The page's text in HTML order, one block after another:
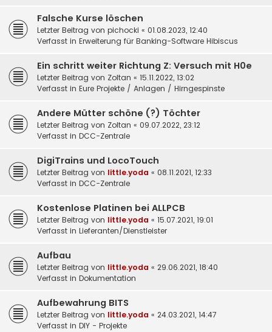
Falsche Kurse löschen
Letzter Beitrag von pichocki « 01.08.2023, 12:40
Verfasst in Erweiterung für Banking-Software Hibiscus
Ein schritt weiter Richtung Z: Versuch mit H0e
Letzter Beitrag von Zoltan « 15.11.2022, 13:02
Verfasst in Eure Projekte / Anlagen / Hirngespinste
Andere Mütter schöne (?) Töchter
Letzter Beitrag von Zoltan « 09.07.2022, 23:12
Verfasst in DCC-Zentrale
DigiTrains und LocoTouch
Letzter Beitrag von little.yoda « 08.11.2021, 12:33
Verfasst in DCC-Zentrale
Kostenlose Platinen bei ALLPCB
Letzter Beitrag von little.yoda « 15.07.2021, 19:01
Verfasst in Lieferanten/Dienstleister
Aufbau
Letzter Beitrag von little.yoda « 29.06.2021, 18:40
Verfasst in Dokumentation
Aufbewahrung BITS
Letzter Beitrag von little.yoda « 24.03.2021, 14:47
Verfasst in DIY - Projekte